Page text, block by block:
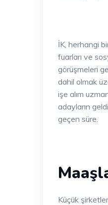
İK, herhangi
fuarları ve
görüşmeleri
dahil olmak
işe alım
adayların
geçen süre.
Küçük